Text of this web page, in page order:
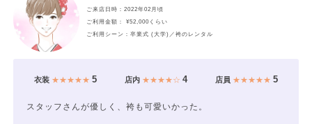
ご来店日時：2022年02月頃
ご利用金額： ¥52,000くらい
ご利用シーン：卒業式 (大学)／袴のレンタル
衣装★★★★★ 5 店内★★★★☆ 4 店員 ★★★★★5
スタッフさんが優しく、袴も可愛いかった。